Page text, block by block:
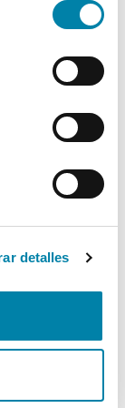
detalles